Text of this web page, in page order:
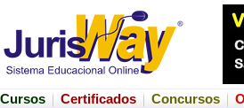
Cursos Certificados Concursos